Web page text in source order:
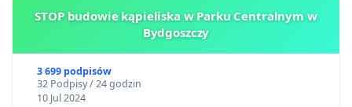
STOP budowie kąpieliska w Parku Centralnym w
Bydgoszczy
3 699 podpisów
32 Podpisy / 24 godzin
10 Jul 2024